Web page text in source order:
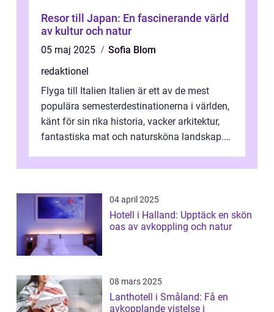
Resor till Japan: En fascinerande värld
av kultur och natur
05 maj 2025
Sofia Blom
redaktionel
Flyga till Italien Italien är ett av de mest
populära semesterdestinationerna i världen,
känt för sin rika historia, vacker arkitektur,
fantastiska mat och natursköna landskap.
04 april 2025
Hotell i Halland: Upptäck en skön
oas av avkoppling och natur
08 mars 2025
Lanthotell i Småland: Få en
avkopplande vistelse i